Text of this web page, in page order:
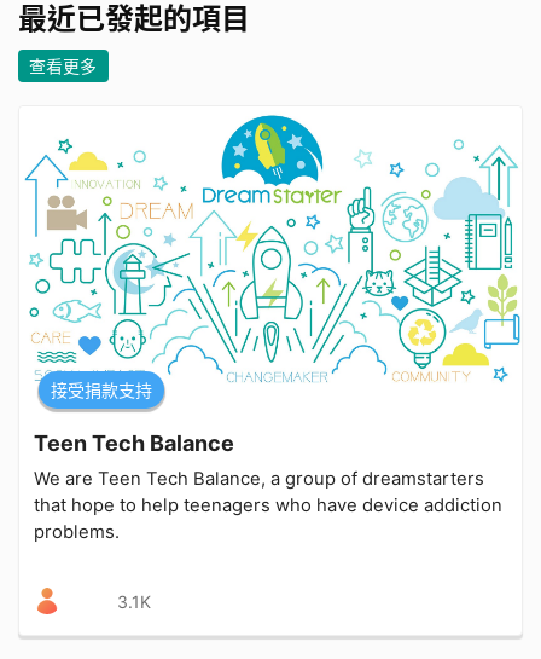
最近已發起的項目
查看更多
接受捐款支持
Teen Tech Balance
We are Teen Tech Balance, a group of dreamstarters
that hope to help teenagers who have device addiction
problems.
3.1K